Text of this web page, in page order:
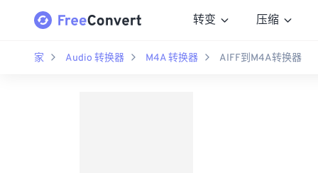
转变 压缩
家 Audio 转换器 M4A 转换器 AIFF到M4A转换器